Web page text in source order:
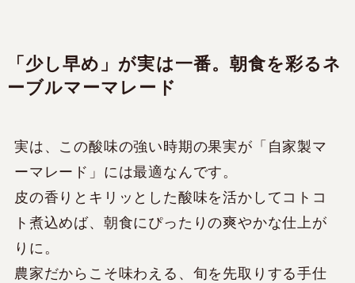
「少し早め」が実は一番。朝食を彩るネ
ーブルマーマレード
実は、この酸味の強い時期の果実が「自家製マ
ーマレード」には最適なんです。
皮の香りとキリッとした酸味を活かしてコトコ
ト煮込めば、朝食にぴったりの爽やかな仕上が
りに。
農家だからこそ味わえる、旬を先取りする手仕